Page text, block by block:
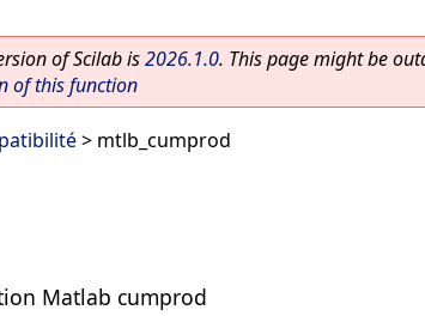
of Scilab is2026.1.0. This page might be
of this function
> mtlb_cumprod
Matlab cumprod